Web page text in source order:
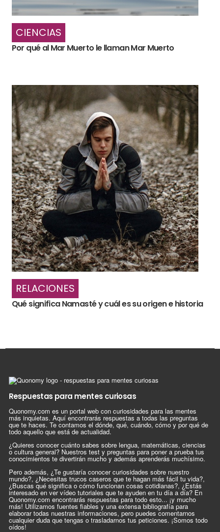
CIENCIAS
Por qué al Mar Muerto le llaman Mar Muerto
RELACIONES
Qué significa Namasté y cuál es su origen e historia
Respuestas para mentes curiosas
Quonomy.com es un portal web con curiosidades para las mentes
más inquietas. Aquí encontrarás respuestas a todas las preguntas
que te haces. Te contamos el dónde, qué, cuándo, cómo y por qué de
todo aquello que está de actualidad.
¿Quieres conocer cuánto sabes sobre lengua, matemáticas, ciencias
o cultura general? Nuestros test y preguntas para poner a prueba tus
conocimientos te divertirán mucho y además aprenderás muchísimo.
Pero además, ¿Te gustaría conocer curiosidades sobre nuestro
mundo?, ¿Necesitas trucos caseros que te hagan más fácil tu vida?,
¿Buscas qué significa o cómo funcionan cosas cotidianas?, ¿Estás
interesado en ver vídeo tutoriales que te ayuden en tu día a día? En
Quonomy.com encontrarás respuestas para todo esto... ¡y mucho
más! Utilizamos fuentes fiables y una extensa bibliografía para
elaborar todas nuestras informaciones, pero puedes comentarnos
cualquier duda que tengas o trasladarnos tus peticiones. ¡Somos todo
oídos!